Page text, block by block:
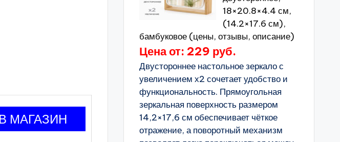
18×20.8×4.4 см,
(14.2×17.6 см),
бамбуковое (цены, отзывы, описание)
Цена от: 229 руб.
Двустороннее настольное зеркало с
увеличением х2 сочетает удобство и
функциональность. Прямоугольная
зеркальная поверхность размером
14,2×17,6 см обеспечивает чёткое
отражение, а поворотный механизм